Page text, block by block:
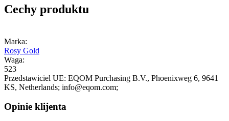
Cechy produktu
Marka:
Rosy Gold
Waga:
523
Przedstawiciel UE: EQOM Purchasing B.V., Phoenixweg 6, 9641
KS, Netherlands; info@eqom.com;
Opinie klijenta